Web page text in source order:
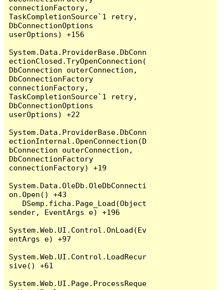
connectionFactory,
TaskCompletionSource`1 retry,
DbConnectionOptions
userOptions) +156
System.Data.ProviderBase.DbConn
ectionClosed.TryOpenConnection(
DbConnection outerConnection,
DbConnectionFactory
connectionFactory,
TaskCompletionSource`1 retry,
DbConnectionOptions
userOptions) +22
System.Data.ProviderBase.DbConn
ectionInternal.OpenConnection(D
bConnection outerConnection,
DbConnectionFactory
connectionFactory) +19
System.Data.OleDb.OleDbConnecti
on.Open() +43
sender, EventArgs e) +196
System.Web.UI.Control.OnLoad(Ev
entArgs e) +97
System.Web.UI.Control.LoadRecur
sive() +61
System.Web.UI.Page.ProcessReque